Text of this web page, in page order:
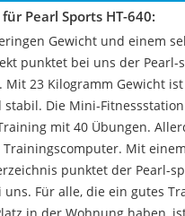
Pearl Sports HT-640:
Gewicht und einem
punktet bei uns der Pearl-
23 Kilogramm Gewicht
stabil. Die Mini-
mit 40 Übungen.
Mit
punktet der Pearl-
Für alle, die ein gutes